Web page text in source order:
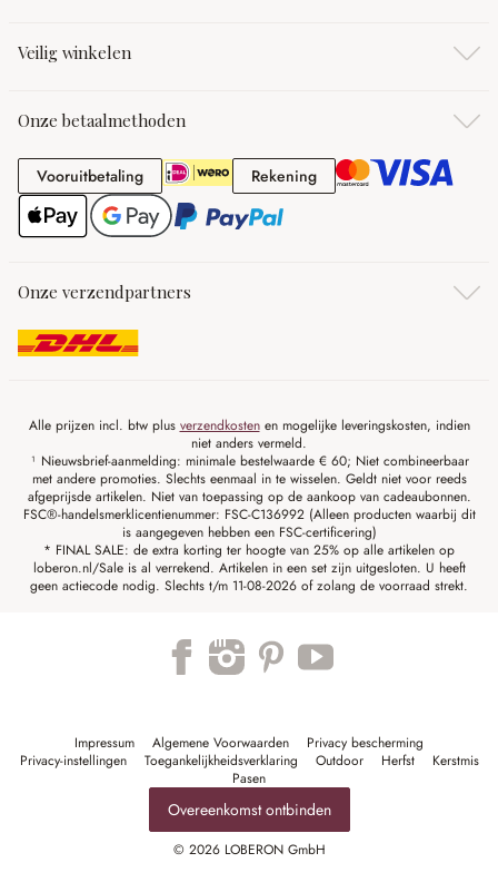
Veilig winkelen
Onze betaalmethoden
VooruitbetalingVooruitbetaling RekeningRekening
Onze verzendpartners
Alle prijzen incl. btw plus verzendkostenen mogelijke leveringskosten, indien
niet anders vermeld.
¹ Nieuwsbrief-aanmelding: minimale bestelwaarde € 60; Niet combineerbaar
met andere promoties. Slechts eenmaal in te wisselen. Geldt niet voor reeds
afgeprijsde artikelen. Niet van toepassing op de aankoop van cadeaubonnen.
FSC®-handelsmerklicentienummer: FSC-C136992 (Alleen producten waarbij dit
is aangegeven hebben een FSC-certificering)
* FINAL SALE: de extra korting ter hoogte van 25% op alle artikelen op
loberon.nl/Sale is al verrekend. Artikelen in een set zijn uitgesloten. U heeft
geen actiecode nodig. Slechts t/m 11-08-2026 of zolang de voorraad strekt.
Impressum Algemene Voorwaarden
Privacy bescherming
Privacy-instellingen
Toegankelijkheidsverklaring Outdoor Herfst
Kerstmis
Pasen
Overeenkomst ontbinden
© 2026 LOBERON GmbH